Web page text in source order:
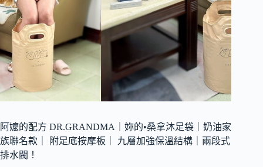
阿嬤的配方 DR.GRANDMA｜妳的•桑拿沐足袋｜奶油家
族聯名款｜ 附足底按摩板｜ 九層加強保溫結構｜兩段式
排水閥！